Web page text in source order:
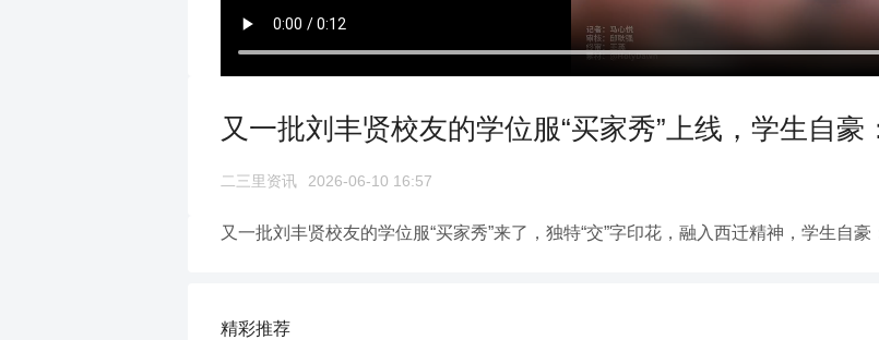
又一批刘丰贤校友的学位服“买家秀”上线，学生自豪
二三里资讯 2026-06-10 16:57
又一批刘丰贤校友的学位服“买家秀”来了，独特“交”字印花，融入西迁精神，学生自豪
精彩推荐